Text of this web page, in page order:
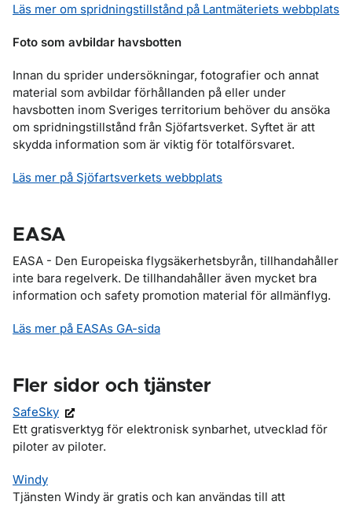
Läs mer om spridningstillstånd på Lantmäteriets webbplats
Foto som avbildar havsbotten
Innan du sprider undersökningar, fotografier och annat
material som avbildar förhållanden på eller under
havsbotten inom Sveriges territorium behöver du ansöka
om spridningstillstånd från Sjöfartsverket. Syftet är att
skydda information som är viktig för totalförsvaret.
Läs mer på Sjöfartsverkets webbplats
EASA
EASA - Den Europeiska flygsäkerhetsbyrån, tillhandahåller
inte bara regelverk. De tillhandahåller även mycket bra
information och safety promotion material för allmänflyg.
Läs mer på EASAs GA-sida
Fler sidor och tjänster
SafeSky
Ett gratisverktyg för elektronisk synbarhet, utvecklad för
piloter av piloter.
Windy
Tjänsten Windy är gratis och kan användas till att